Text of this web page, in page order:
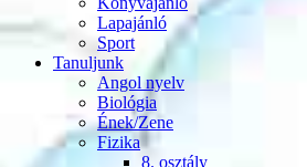
Lapajánló
Sport
Tanuljunk
Angol nyelv
Biológia
Ének/Zene
Fizika
8. osztály